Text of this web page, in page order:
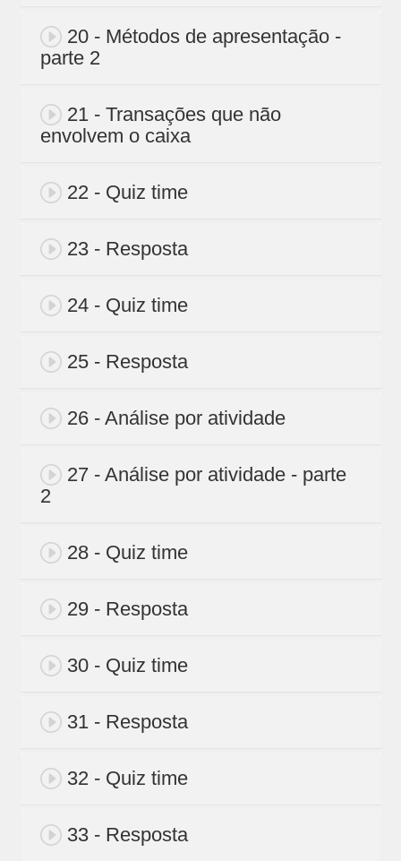
20 - Métodos de apresentação -
parte 2
21 - Transações que não
envolvem o caixa
22 - Quiz time
23 - Resposta
24 - Quiz time
25 - Resposta
26 - Análise por atividade
27 - Análise por atividade - parte
2
28 - Quiz time
29 - Resposta
30 - Quiz time
31 - Resposta
32 - Quiz time
33 - Resposta